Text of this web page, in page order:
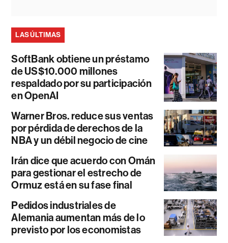
LAS ÚLTIMAS
SoftBank obtiene un préstamo
de US$10.000 millones
respaldado por su participación
en OpenAI
Warner Bros. reduce sus ventas
por pérdida de derechos de la
NBA y un débil negocio de cine
Irán dice que acuerdo con Omán
para gestionar el estrecho de
Ormuz está en su fase final
Pedidos industriales de
Alemania aumentan más de lo
previsto por los economistas